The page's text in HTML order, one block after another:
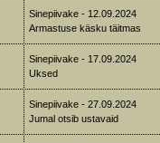
Sinepiivake - 12.09.2024
Armastuse käsku täitmas
Sinepiivake - 17.09.2024
Uksed
Sinepiivake - 27.09.2024
Jumal otsib ustavaid